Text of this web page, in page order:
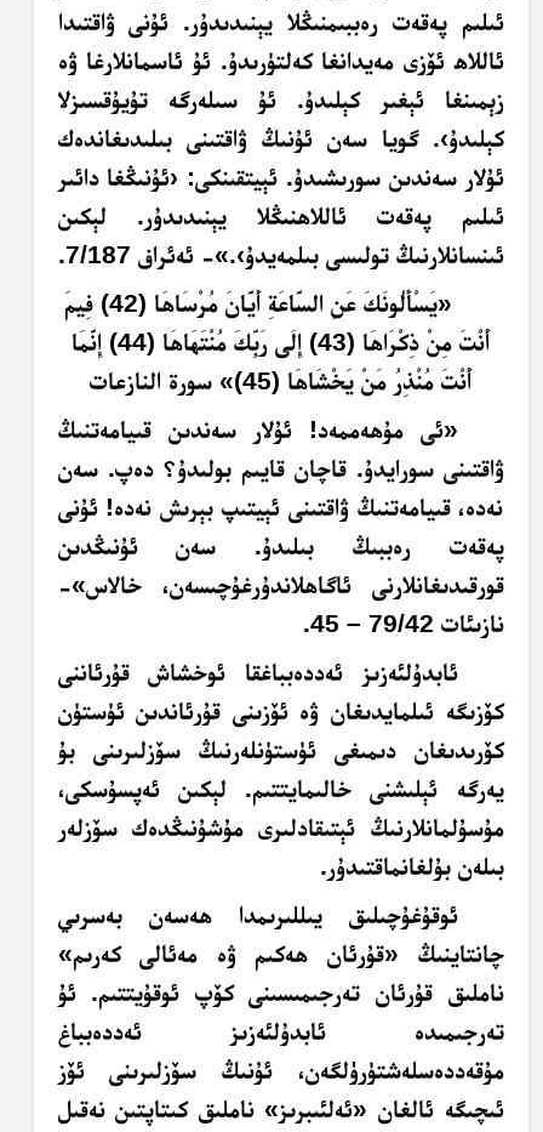
ئىلىم پەقەت رەببىمنىڭلا يېنىدىدۇر. ئۇنى ۋاقتىدا
ئاللاھ ئۆزى مەيدانغا كەلتۈرىدۇ. ئۇ ئاسمانلارغا ۋە
زېمىنغا ئېغىر كېلىدۇ. ئۇ سىلەرگە تۇيۇقسىزلا
كېلىدۇ›. گويا سەن ئۇنىڭ ۋاقتىنى بىلىدىغاندەك
ئۇلار سەندىن سورىشىدۇ. ئېيتقىنكى: ‹ئۇنىڭغا دائىر
ئىلىم پەقەت ئاللاھنىڭلا يېنىدىدۇر. لېكىن
ئىنسانلارنىڭ تولىسى بىلمەيدۇ›.»- ئەئراف 7/187.
«
يَسْأَلُونَكَ عَنِ السَّاعَةِ أَيَّانَ مُرْسَاهَا (42) فِيمَ
أَنْتَ مِنْ ذِكْرَاهَا (43) إِلَى رَبِّكَ مُنْتَهَاهَا (44) إِنَّمَا
أَنْتَ مُنْذِرُ مَنْ يَخْشَاهَا (45)»
سورة النازعات
«ئى مۇھەممەد! ئۇلار سەندىن قىيامەتنىڭ
ۋاقتىنى سورايدۇ. قاچان قايىم بولىدۇ؟ دەپ. سەن
نەدە، قىيامەتنىڭ ۋاقتىنى ئېيتىپ بېرىش نەدە! ئۇنى
پەقەت رەببىڭ بىلىدۇ. سەن ئۇنىڭدىن
قورقىدىغانلارنى ئاگاھلاندۇرغۇچىسەن، خالاس»-
نازىئات 79/42 – 45.
ئابدۇلئەزىز ئەددەبباغقا ئوخشاش قۇرئاننى
كۆزىگە ئىلمايدىغان ۋە ئۆزىنى قۇرئاندىن ئۈستۈن
كۆرىدىغان دىمىغى ئۈستۈنلەرنىڭ سۆزلىرىنى بۇ
يەرگە ئېلىشنى خالىمايتتىم. لېكىن ئەپسۇسكى،
مۇسۇلمانلارنىڭ ئېتىقادلىرى مۇشۇنىڭدەك سۆزلەر
بىلەن بۇلغانماقتىدۇر.
ئوقۇغۇچىلىق يىللىرىمدا ھەسەن بەسرىي
چانتاينىڭ «قۇرئان ھەكىم ۋە مەئالى كەرىم»
ناملىق قۇرئان تەرجىمىسىنى كۆپ ئوقۇيتتىم. ئۇ
تەرجىمىدە ئابدۇلئەزىز ئەددەبباغ
مۇقەددەسلەشتۈرۈلگەن، ئۇنىڭ سۆزلىرىنى ئۆز
ئىچىگە ئالغان «ئەلئىبرىز» ناملىق كىتاپتىن نەقىل